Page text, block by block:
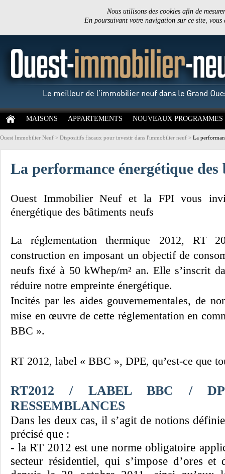
Nous utilisons des cookies afin de
En poursuivant votre navigation sur ce site,
MAISONS APPARTEMENTS NOUVEAUX PROGRAMMES
Ouest Immobilier Neuf > Dispositifs fiscaux pour investir dans l'immobilier neuf > La
La performance énergétique des
Ouest Immobilier Neuf et la FPI vous
énergétique des bâtiments neufs
La réglementation thermique 2012, RT
construction en imposant un objectif de
neufs fixé à 50 kWhep/m² an. Elle s’inscrit
réduire notre empreinte énergétique.
Incités par les aides gouvernementales, de
mise en œuvre de cette réglementation en
BBC ».
RT 2012, label « BBC », DPE, qu’est-ce que
RT2012 / LABEL BBC /
RESSEMBLANCES
Dans les deux cas, il s’agit de notions
précisé que :
- la RT 2012 est une norme obligatoire
secteur résidentiel, qui s’impose d’ores